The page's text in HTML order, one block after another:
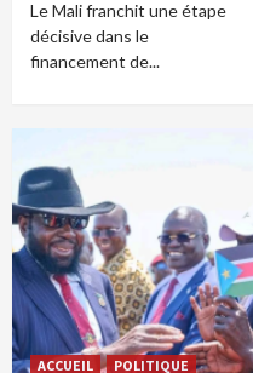
Le Mali franchit une étape
décisive dans le
financement de...
ACCUEIL POLITIQUE